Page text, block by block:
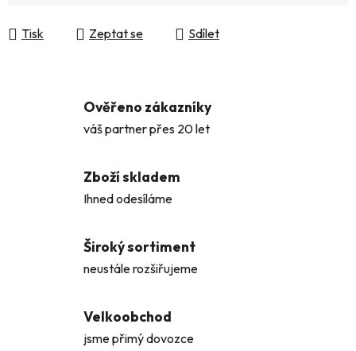
Tisk Zeptat se Sdílet
Ověřeno zákazníky
váš partner přes 20 let
Zboží skladem
Ihned odesíláme
Široký sortiment
neustále rozšiřujeme
Velkoobchod
jsme přimý dovozce